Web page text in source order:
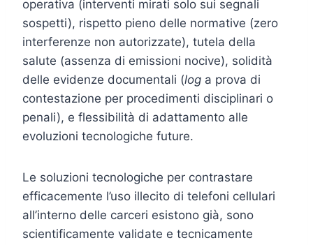
operativa (interventi mirati solo sui segnali
sospetti), rispetto pieno delle normative (zero
interferenze non autorizzate), tutela della
salute (assenza di emissioni nocive), solidità
delle evidenze documentali (log a prova di
contestazione per procedimenti disciplinari o
penali), e flessibilità di adattamento alle
evoluzioni tecnologiche future.
Le soluzioni tecnologiche per contrastare
efficacemente l’uso illecito di telefoni cellulari
all’interno delle carceri esistono già, sono
scientificamente validate e tecnicamente